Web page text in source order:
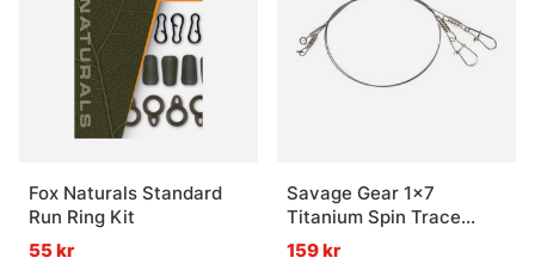
Fox Naturals Standard
Run Ring Kit
55 kr
Savage Gear 1x7
Titanium Spin Trace
35cm 2-pack
159 kr